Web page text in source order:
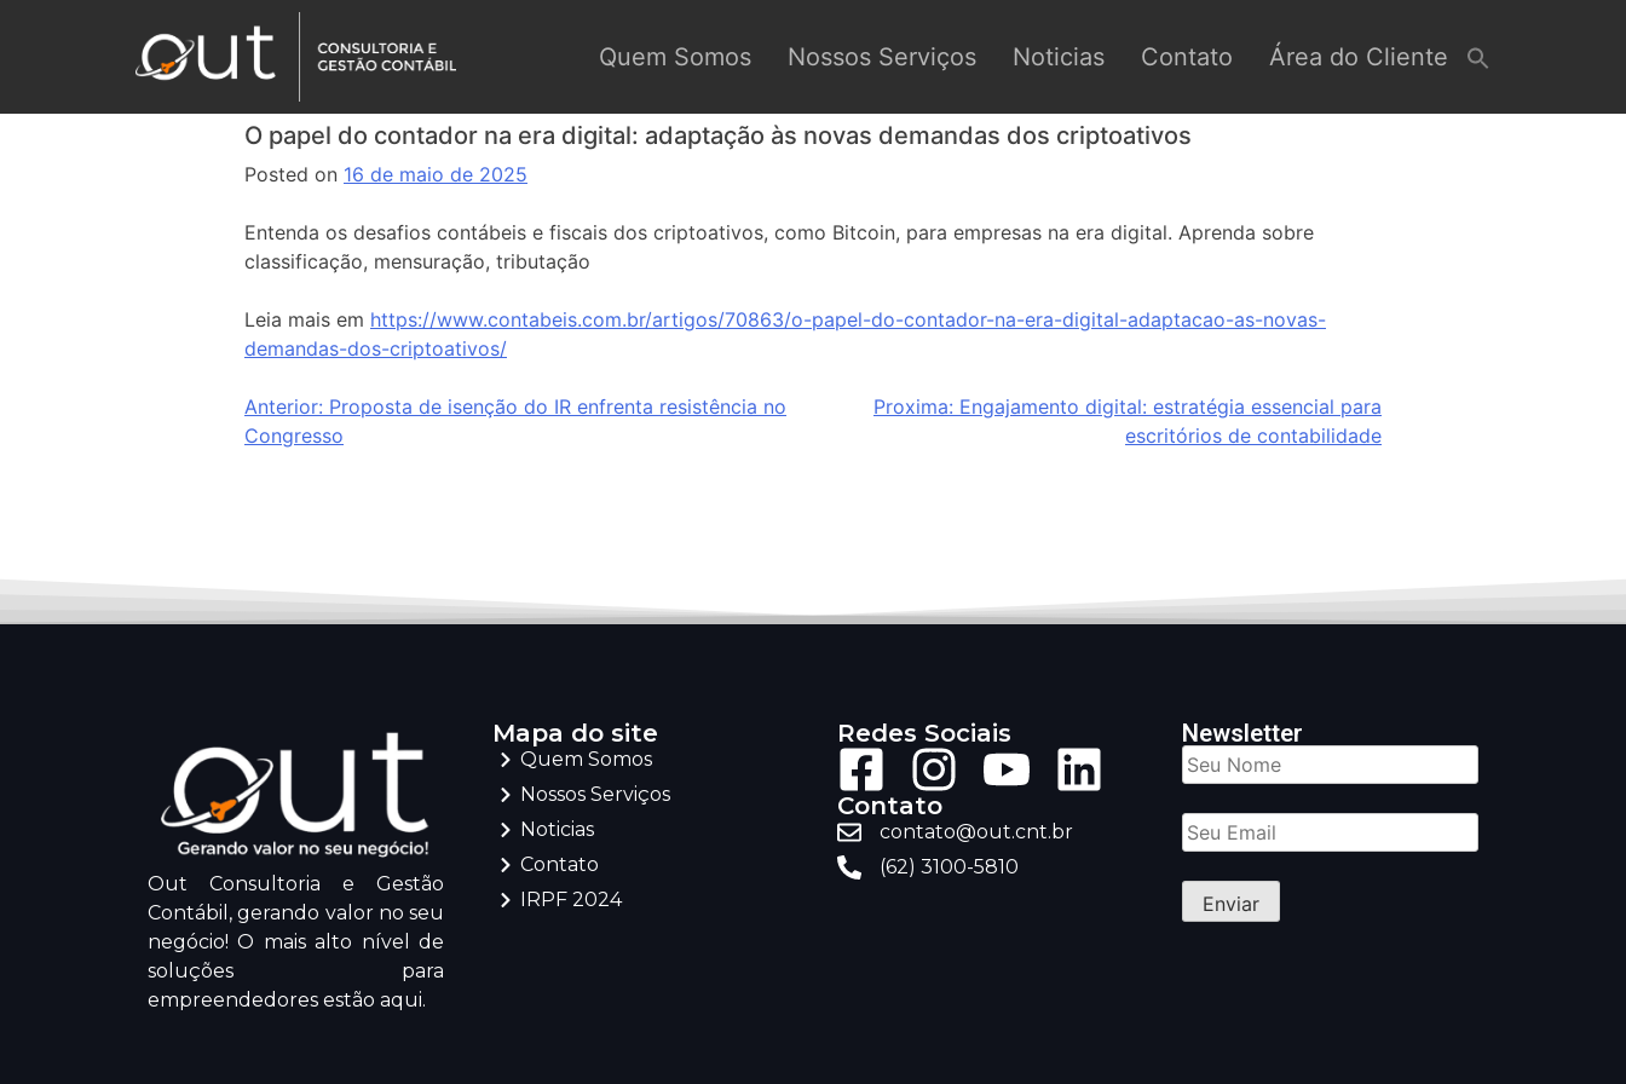
Quem Somos Nossos Serviços Noticias Contato Área do Cliente
O papel do contador na era digital: adaptação às novas demandas dos criptoativos
Posted on 16 de maio de 2025
Entenda os desafios contábeis e fiscais dos criptoativos, como Bitcoin, para empresas na era digital. Aprenda sobre
classificação, mensuração, tributação
Leia mais em https://www.contabeis.com.br/artigos/70863/o-papel-do-contador-na-era-digital-adaptacao-as-novas-
demandas-dos-criptoativos/
Anterior: Proposta de isenção do IR enfrenta resistência no
Congresso
Proxima: Engajamento digital: estratégia essencial para
escritórios de contabilidade
Out Consultoria e Gestão
Contábil, gerando valor no seu
negócio! O mais alto nível de
soluções para
empreendedores estão aqui.
Mapa do site
Quem Somos
Nossos Serviços
Noticias
Contato
IRPF 2024
Redes Sociais
Contato
contato@out.cnt.br
(62) 3100-5810
Newsletter